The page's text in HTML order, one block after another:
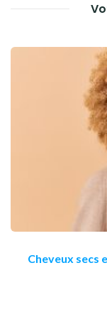
Cheveux secs